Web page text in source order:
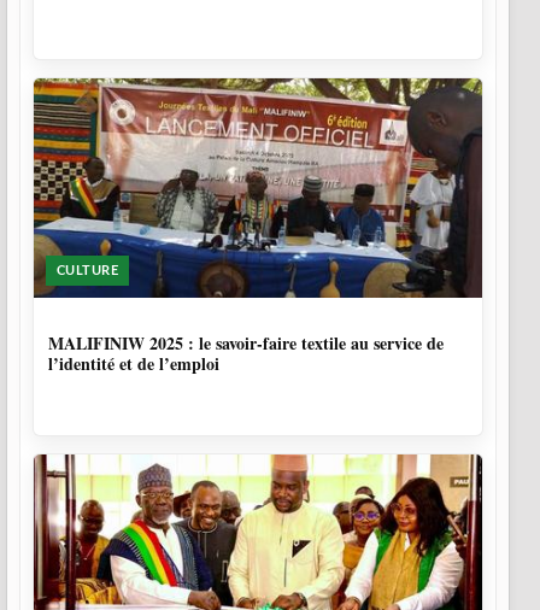
CULTURE
MALIFINIW 2025 : le savoir-faire textile au service de
l’identité et de l’emploi